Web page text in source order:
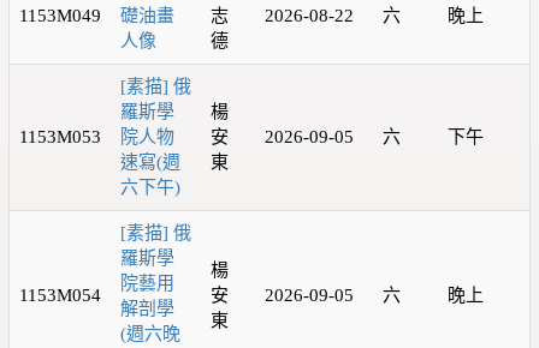
1153M049
礎油畫
人像
志
德
2026-08-22 六 晚上
1153M053
[素描] 俄
羅斯學
院人物
速寫(週
六下午)
楊
安
東
2026-09-05 六 下午
1153M054
[素描] 俄
羅斯學
院藝用
解剖學
(週六晚
楊
安
東
2026-09-05 六 晚上